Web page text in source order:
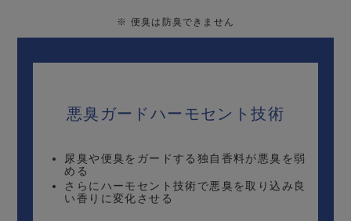
※ 便臭は防臭できません
悪臭ガードハーモセント技術
尿臭や便臭をガードする独自香料が悪臭を弱
める
さらにハーモセント技術で悪臭を取り込み良
い香りに変化させる